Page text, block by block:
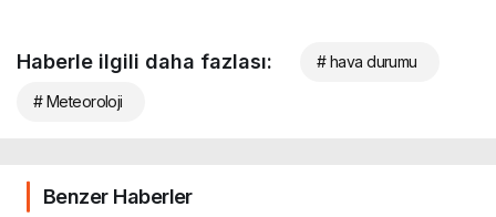
Haberle ilgili daha fazlası: # hava durumu
# Meteoroloji
Benzer Haberler